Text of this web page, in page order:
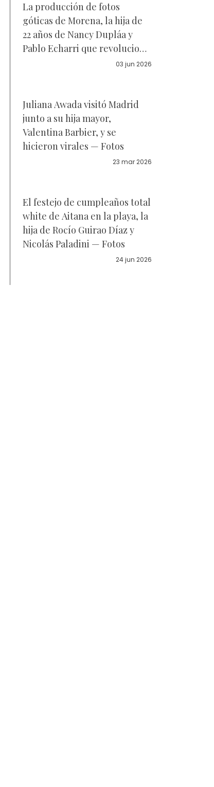
La producción de fotos
góticas de Morena, la hija de
22 años de Nancy Dupláa y
Pablo Echarri que revolucionó
03 jun 2026
Juliana Awada visitó Madrid
junto a su hija mayor,
Valentina Barbier, y se
hicieron virales — Fotos
23 mar 2026
El festejo de cumpleaños total
white de Aitana en la playa, la
hija de Rocío Guirao Díaz y
Nicolás Paladini — Fotos
24 jun 2026